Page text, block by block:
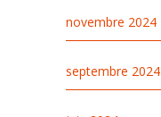
novembre 2024
septembre 2024